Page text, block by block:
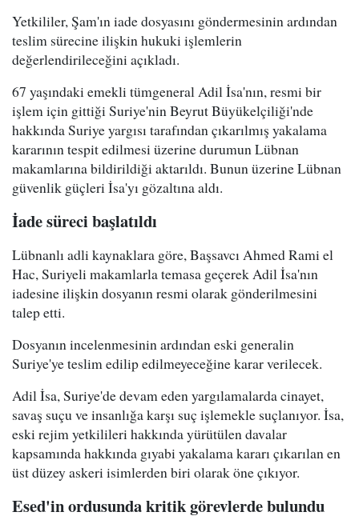
Yetkililer, Şam'ın iade dosyasını göndermesinin ardından
teslim sürecine ilişkin hukuki işlemlerin
değerlendirileceğini açıkladı.
67 yaşındaki emekli tümgeneral Adil İsa'nın, resmi bir
işlem için gittiği Suriye'nin Beyrut Büyükelçiliği'nde
hakkında Suriye yargısı tarafından çıkarılmış yakalama
kararının tespit edilmesi üzerine durumun Lübnan
makamlarına bildirildiği aktarıldı. Bunun üzerine Lübnan
güvenlik güçleri İsa'yı gözaltına aldı.
İade süreci başlatıldı
Lübnanlı adli kaynaklara göre, Başsavcı Ahmed Rami el
Hac, Suriyeli makamlarla temasa geçerek Adil İsa'nın
iadesine ilişkin dosyanın resmi olarak gönderilmesini
talep etti.
Dosyanın incelenmesinin ardından eski generalin
Suriye'ye teslim edilip edilmeyeceğine karar verilecek.
Adil İsa, Suriye'de devam eden yargılamalarda cinayet,
savaş suçu ve insanlığa karşı suç işlemekle suçlanıyor. İsa,
eski rejim yetkilileri hakkında yürütülen davalar
kapsamında hakkında gıyabi yakalama kararı çıkarılan en
üst düzey askeri isimlerden biri olarak öne çıkıyor.
Esed'in ordusunda kritik görevlerde bulundu